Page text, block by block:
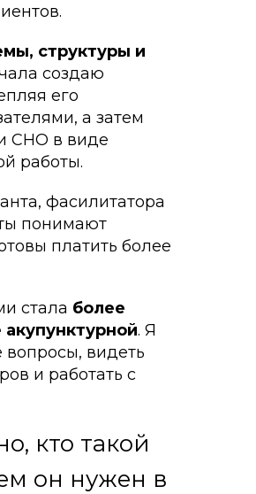
структуры и
создаю
его
а затем
CHO в виде
работы.
фасилитатора
понимают
платить более
стала более
. Я
видеть
и работать с
кто такой
он нужен в